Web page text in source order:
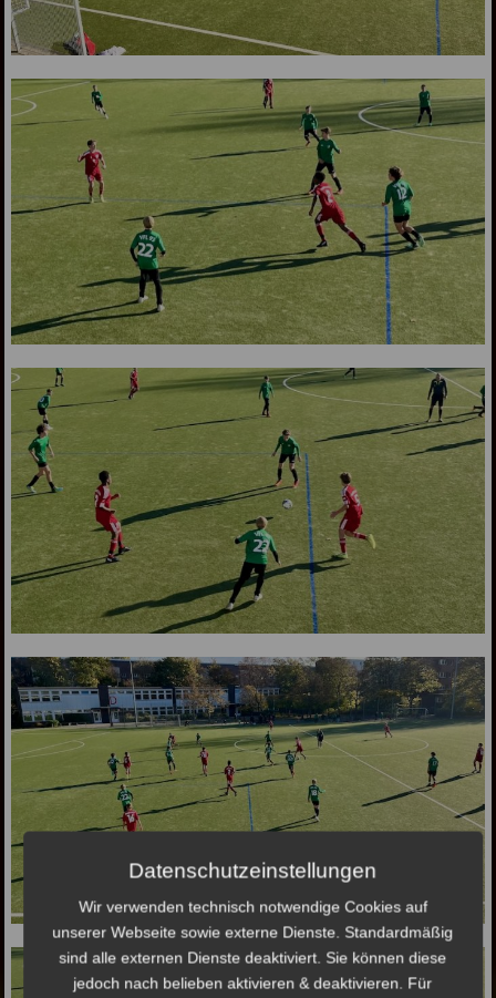
Datenschutzeinstellungen
Wir verwenden technisch notwendige Cookies auf
unserer Webseite sowie externe Dienste. Standardmäßig
sind alle externen Dienste deaktiviert. Sie können diese
jedoch nach belieben aktivieren & deaktivieren. Für